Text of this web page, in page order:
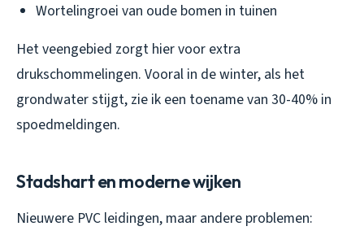
Wortelingroei van oude bomen in tuinen
Het veengebied zorgt hier voor extra
drukschommelingen. Vooral in de winter, als het
grondwater stijgt, zie ik een toename van 30-40% in
spoedmeldingen.
Stadshart en moderne wijken
Nieuwere PVC leidingen, maar andere problemen: